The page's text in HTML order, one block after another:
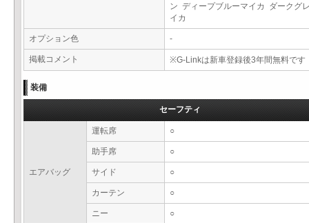
ン ディープブルーマイカ ダークグ
イカ
オプション色 -
掲載コメント ※G-Linkは新車登録後3年間無料です
装備
セーフティ
エアバッグ
運転席 ○
助手席 ○
サイド ○
カーテン ○
ニー ○